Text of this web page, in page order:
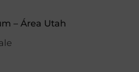
– Área Utah